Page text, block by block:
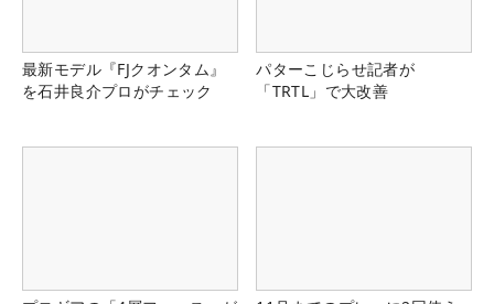
最新モデル『FJクオンタム』
を石井良介プロがチェック
パターこじらせ記者が
「TRTL」で大改善